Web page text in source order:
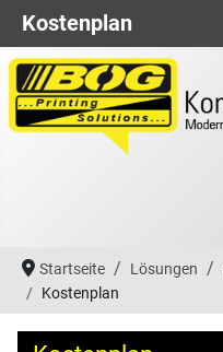
Startseite Lösungen
Kostenplan
Kostenplan